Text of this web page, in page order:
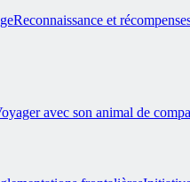
Reconnaissance et
avec son animal de